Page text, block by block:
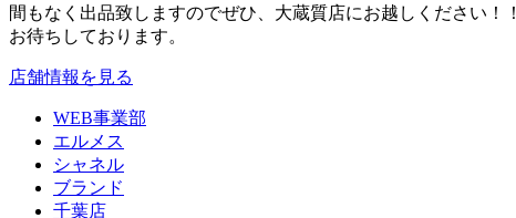
間もなく出品致しますのでぜひ、大蔵質店にお越しください！！
お待ちしております。
店舗情報を見る
WEB事業部
エルメス
シャネル
ブランド
千葉店